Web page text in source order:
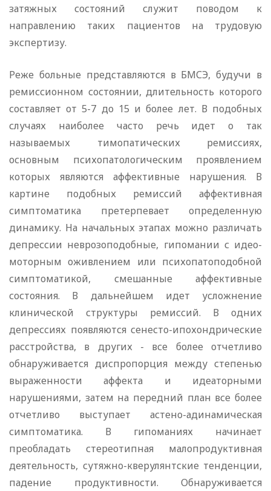
затяжных состояний служит поводом к
направлению таких пациентов на трудовую
экспертизу.
Реже больные представляются в БМСЭ, будучи в
ремиссионном состоянии, длительность которого
составляет от 5-7 до 15 и более лет. В подобных
случаях наиболее часто речь идет о так
называемых тимопатических ремиссиях,
основным психопатологическим проявлением
которых являются аффективные нарушения. В
картине подобных ремиссий аффективная
симптоматика претерпевает определенную
динамику. На начальных этапах можно различать
депрессии неврозоподобные, гипомании с идео-
моторным оживлением или психопатоподобной
симптоматикой, смешанные аффективные
состояния. В дальнейшем идет усложнение
клинической структуры ремиссий. В одних
депрессиях появляются сенесто-ипохондрические
расстройства, в других - все более отчетливо
обнаруживается диспропорция между степенью
выраженности аффекта и идеаторными
нарушениями, затем на передний план все более
отчетливо выступает астено-адинамическая
симптоматика. В гипоманиях начинает
преобладать стереотипная малопродуктивная
деятельность, сутяжно-кверулянтские тенденции,
падение продуктивности. Обнаруживается